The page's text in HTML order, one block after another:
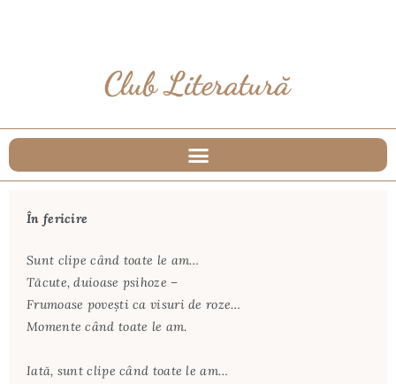
În fericire
Sunt clipe când toate le am…
Tăcute, duioase psihoze –
Frumoase poveşti ca visuri de roze…
Momente când toate le am.
Iată, sunt clipe când toate le am…